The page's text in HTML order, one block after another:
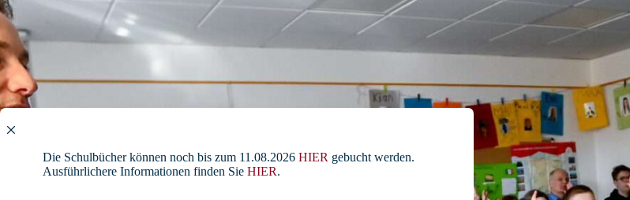
Die Schulbücher können noch bis zum 11.08.2026 HIER gebucht werden.
Ausführlichere Informationen finden Sie HIER.